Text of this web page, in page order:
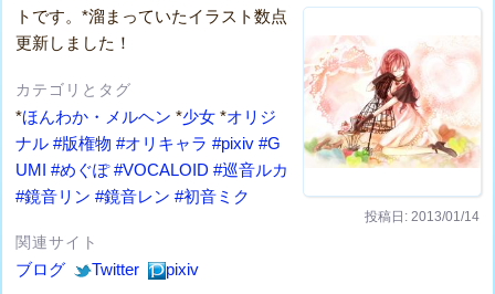
投稿日: 2013/01/14
トです。*溜まっていたイラスト数点
更新しました！
カテゴリとタグ
*ほんわか・メルヘン *少女 *オリジ
ナル #版権物 #オリキャラ #pixiv #G
UMI #めぐぽ #VOCALOID #巡音ルカ
#鏡音リン #鏡音レン #初音ミク
関連サイト
ブログ Twitter pixiv